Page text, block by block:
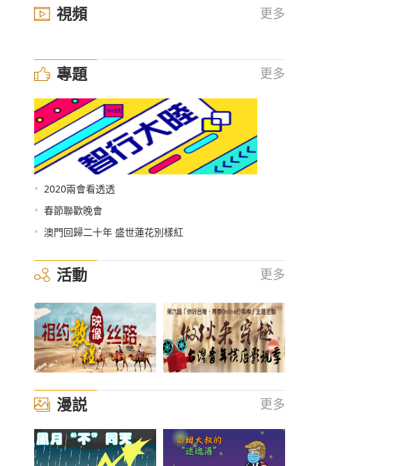
視頻 更多
專題 更多
• 2020兩會看透透
• 春節聯歡晚會
• 澳門回歸二十年 盛世蓮花別樣紅
活動 更多
漫説 更多